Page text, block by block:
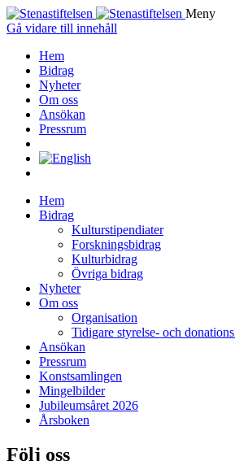
Meny
Gå vidare till innehåll
Hem
Bidrag
Nyheter
Om oss
Ansökan
Pressrum
Hem
Bidrag
Kulturstipendiater
Forskningsbidrag
Kulturbidrag
Övriga bidrag
Nyheter
Om oss
Organisation
Tidigare styrelse- och
Ansökan
Pressrum
Konstsamlingen
Mingelbilder
Jubileumsåret 2026
Årsboken
Följ oss